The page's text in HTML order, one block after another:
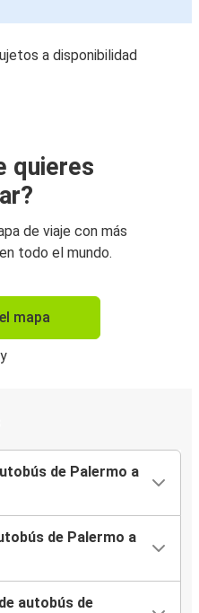
a disponibilidad
quieres
de viaje con más
todo el mundo.
mapa
de Palermo a
de Palermo a
autobús de